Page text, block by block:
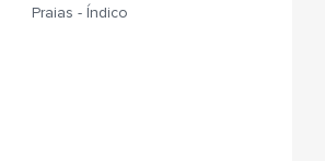
Praias - Índico